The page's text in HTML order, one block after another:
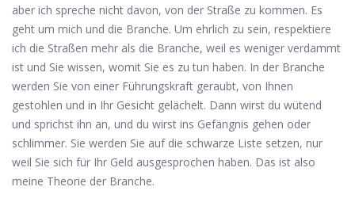
aber ich spreche nicht davon, von der Straße zu kommen. Es
geht um mich und die Branche. Um ehrlich zu sein, respektiere
ich die Straßen mehr als die Branche, weil es weniger verdammt
ist und Sie wissen, womit Sie es zu tun haben. In der Branche
werden Sie von einer Führungskraft geraubt, von Ihnen
gestohlen und in Ihr Gesicht gelächelt. Dann wirst du wütend
und sprichst ihn an, und du wirst ins Gefängnis gehen oder
schlimmer. Sie werden Sie auf die schwarze Liste setzen, nur
weil Sie sich für Ihr Geld ausgesprochen haben. Das ist also
meine Theorie der Branche.